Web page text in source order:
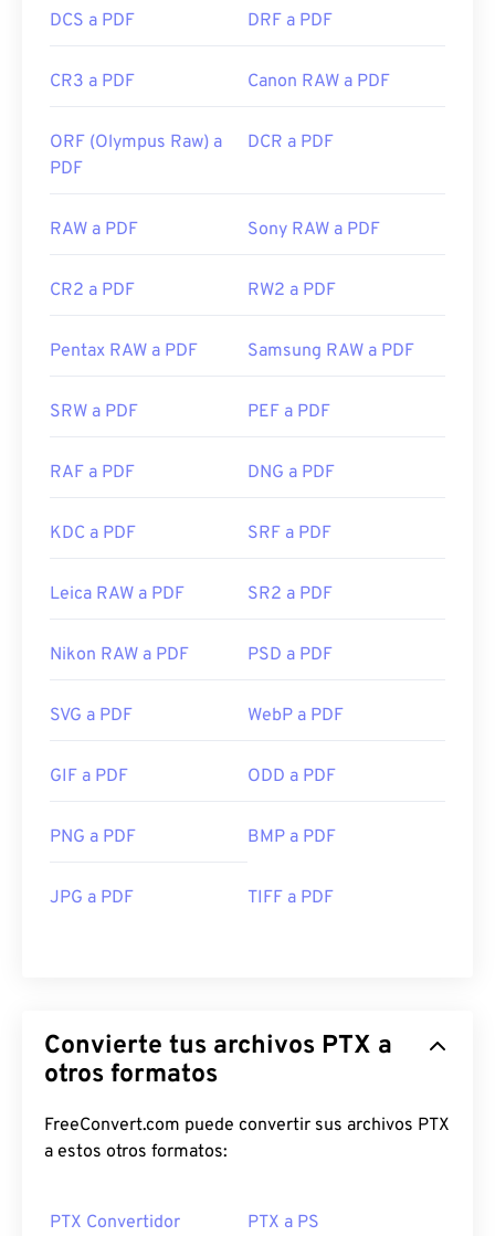
DCS a PDF DRF a PDF
CR3 a PDF Canon RAW a PDF
ORF (Olympus Raw) a
PDF
DCR a PDF
RAW a PDF Sony RAW a PDF
CR2 a PDF RW2 a PDF
Pentax RAW a PDF Samsung RAW a PDF
SRW a PDF PEF a PDF
RAF a PDF DNG a PDF
KDC a PDF SRF a PDF
Leica RAW a PDF SR2 a PDF
Nikon RAW a PDF PSD a PDF
SVG a PDF WebP a PDF
GIF a PDF ODD a PDF
PNG a PDF BMP a PDF
JPG a PDF TIFF a PDF
Convierte tus archivos PTX a
otros formatos
FreeConvert.com puede convertir sus archivos PTX
a estos otros formatos:
PTX Convertidor PTX a PS